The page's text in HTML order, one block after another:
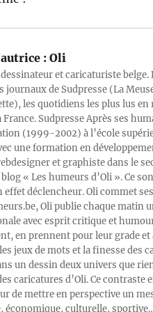
:Oli
et caricaturiste belge.
journaux de Sudpresse (La
les quotidiens les plus lus
France. Sudpresse Après ses
(1999-2002) à l’école
une formation en
et graphiste dans le
« Les humeurs d’Oli ». Ce
effet déclencheur. Oli commet
Oli publie chaque matin
avec esprit critique et
en prennent pour leur grade
jeux de mots et la finesse des
un dessin deux univers que
caricatures d’Oli. Ce contraste
de mettre en perspective un
économique, culturelle,